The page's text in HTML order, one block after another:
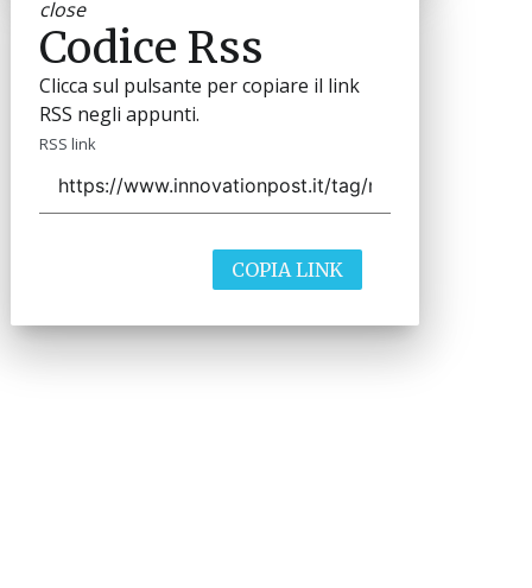
close
Codice Rss
Clicca sul pulsante per copiare il link
RSS negli appunti.
RSS link
COPIA LINK